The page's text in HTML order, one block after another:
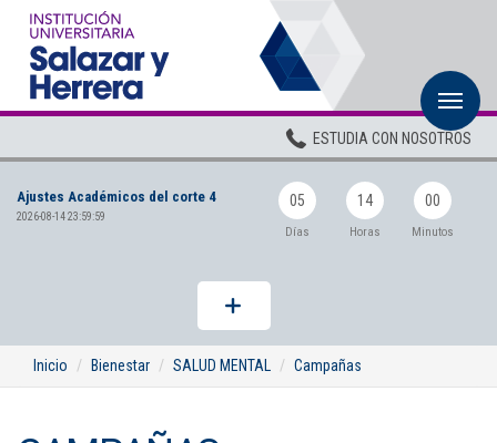
ESTUDIA CON NOSOTROS
Ajustes Académicos del corte 4
2026-08-14 23:59:59
05
Días
14
Horas
00
Minutos
Inicio Bienestar SALUD MENTAL Campañas
Pregrados
Planta Docente
ADMISIONES
BIENESTAR